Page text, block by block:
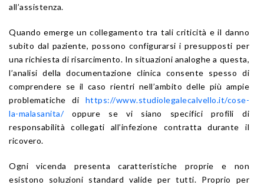
all’assistenza.
Quando emerge un collegamento tra tali criticità e il danno
subito dal paziente, possono configurarsi i presupposti per
una richiesta di risarcimento. In situazioni analoghe a questa,
l’analisi della documentazione clinica consente spesso di
comprendere se il caso rientri nell’ambito delle più ampie
problematiche di https://www.studiolegalecalvello.it/cose-
la-malasanita/oppure se vi siano specifici profili di
responsabilità collegati all’infezione contratta durante il
ricovero.
Ogni vicenda presenta caratteristiche proprie e non
esistono soluzioni standard valide per tutti. Proprio per